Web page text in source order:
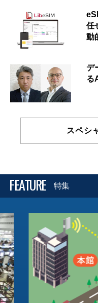
任
動
デ
る
スペシ
FEATURE 特集